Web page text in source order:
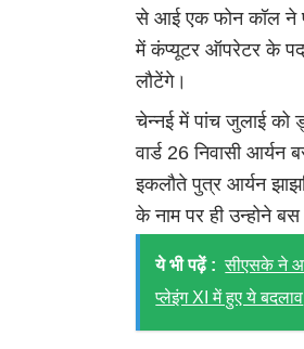
से आई एक फोन कॉल ने
में कंप्यूटर ऑपरेटर के पद
लौटेंगे।
चेन्नई में पांच जुलाई को
वार्ड 26 निवासी
इकलौते पुत्र आर्यन
के नाम पर ही उन्होने
ये भी पढ़ें : सीएसके ने
प्लेइंग XI में हुए ये बदलाव